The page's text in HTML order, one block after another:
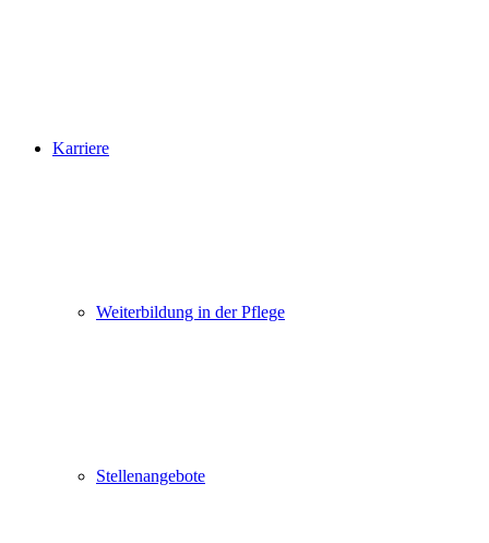
Karriere
Weiterbildung in der Pflege
Stellenangebote